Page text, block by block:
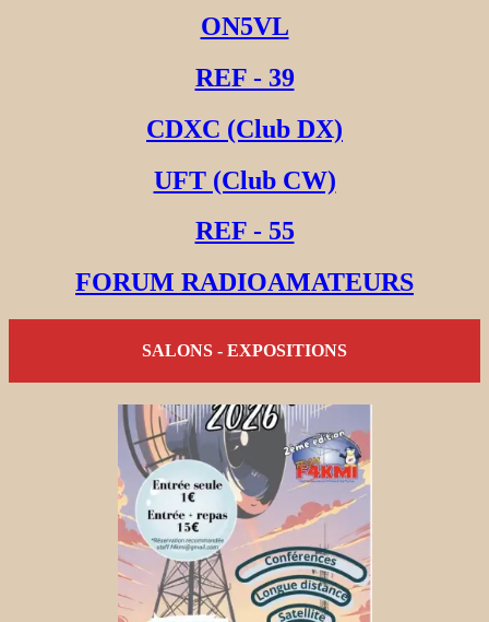
ON5VL
REF - 39
CDXC (Club DX)
UFT (Club CW)
REF - 55
FORUM RADIOAMATEURS
SALONS - EXPOSITIONS